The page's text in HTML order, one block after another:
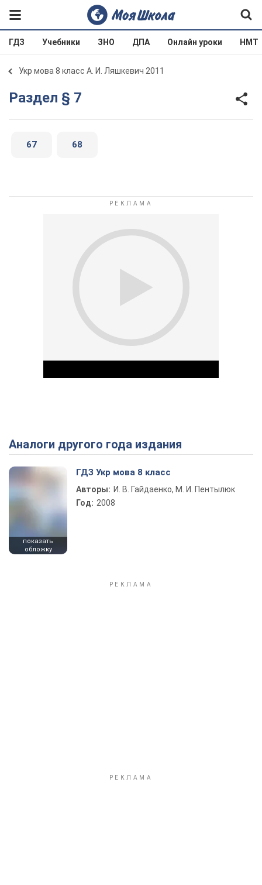
ГДЗ Учебники ЗНО ДПА Онлайн уроки НМТ
Укр мова 8 класс А. И. Ляшкевич 2011
Раздел § 7
67 68
Play Video
Аналоги другого года издания
показать
обложку
ГДЗ Укр мова 8 класс
Авторы: И. В. Гайдаенко, М. И. Пентылюк
Год: 2008